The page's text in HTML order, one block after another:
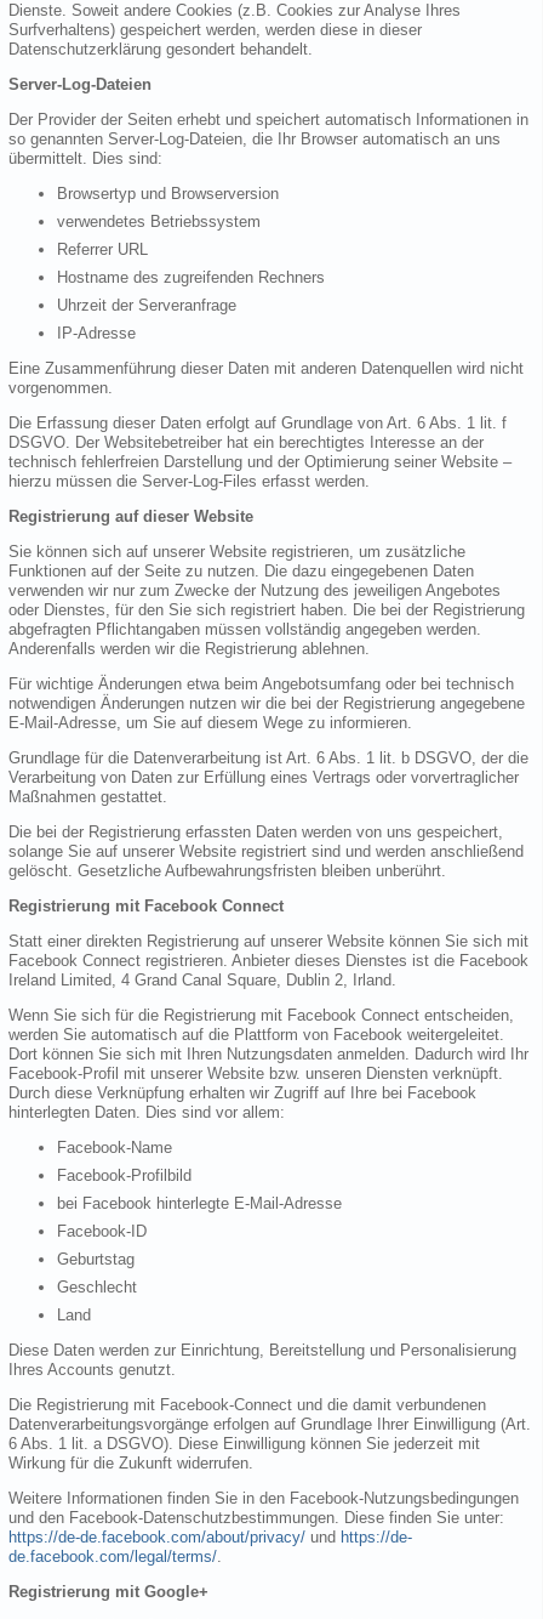
Dienste. Soweit andere Cookies (z.B. Cookies zur Analyse Ihres
Surfverhaltens) gespeichert werden, werden diese in dieser
Datenschutzerklärung gesondert behandelt.
Server-Log-Dateien
Der Provider der Seiten erhebt und speichert automatisch Informationen in
so genannten Server-Log-Dateien, die Ihr Browser automatisch an uns
übermittelt. Dies sind:
Browsertyp und Browserversion
verwendetes Betriebssystem
Referrer URL
Hostname des zugreifenden Rechners
Uhrzeit der Serveranfrage
IP-Adresse
Eine Zusammenführung dieser Daten mit anderen Datenquellen wird nicht
vorgenommen.
Die Erfassung dieser Daten erfolgt auf Grundlage von Art. 6 Abs. 1 lit. f
DSGVO. Der Websitebetreiber hat ein berechtigtes Interesse an der
technisch fehlerfreien Darstellung und der Optimierung seiner Website –
hierzu müssen die Server-Log-Files erfasst werden.
Registrierung auf dieser Website
Sie können sich auf unserer Website registrieren, um zusätzliche
Funktionen auf der Seite zu nutzen. Die dazu eingegebenen Daten
verwenden wir nur zum Zwecke der Nutzung des jeweiligen Angebotes
oder Dienstes, für den Sie sich registriert haben. Die bei der Registrierung
abgefragten Pflichtangaben müssen vollständig angegeben werden.
Anderenfalls werden wir die Registrierung ablehnen.
Für wichtige Änderungen etwa beim Angebotsumfang oder bei technisch
notwendigen Änderungen nutzen wir die bei der Registrierung angegebene
E-Mail-Adresse, um Sie auf diesem Wege zu informieren.
Grundlage für die Datenverarbeitung ist Art. 6 Abs. 1 lit. b DSGVO, der die
Verarbeitung von Daten zur Erfüllung eines Vertrags oder vorvertraglicher
Maßnahmen gestattet.
Die bei der Registrierung erfassten Daten werden von uns gespeichert,
solange Sie auf unserer Website registriert sind und werden anschließend
gelöscht. Gesetzliche Aufbewahrungsfristen bleiben unberührt.
Registrierung mit Facebook Connect
Statt einer direkten Registrierung auf unserer Website können Sie sich mit
Facebook Connect registrieren. Anbieter dieses Dienstes ist die Facebook
Ireland Limited, 4 Grand Canal Square, Dublin 2, Irland.
Wenn Sie sich für die Registrierung mit Facebook Connect entscheiden,
werden Sie automatisch auf die Plattform von Facebook weitergeleitet.
Dort können Sie sich mit Ihren Nutzungsdaten anmelden. Dadurch wird Ihr
Facebook-Profil mit unserer Website bzw. unseren Diensten verknüpft.
Durch diese Verknüpfung erhalten wir Zugriff auf Ihre bei Facebook
hinterlegten Daten. Dies sind vor allem:
Facebook-Name
Facebook-Profilbild
bei Facebook hinterlegte E-Mail-Adresse
Facebook-ID
Geburtstag
Geschlecht
Land
Diese Daten werden zur Einrichtung, Bereitstellung und Personalisierung
Ihres Accounts genutzt.
Die Registrierung mit Facebook-Connect und die damit verbundenen
Datenverarbeitungsvorgänge erfolgen auf Grundlage Ihrer Einwilligung (Art.
6 Abs. 1 lit. a DSGVO). Diese Einwilligung können Sie jederzeit mit
Wirkung für die Zukunft widerrufen.
Weitere Informationen finden Sie in den Facebook-Nutzungsbedingungen
und den Facebook-Datenschutzbestimmungen. Diese finden Sie unter:
https://de-de.facebook.com/about/privacy/ und https://de-
de.facebook.com/legal/terms/.
Registrierung mit Google+